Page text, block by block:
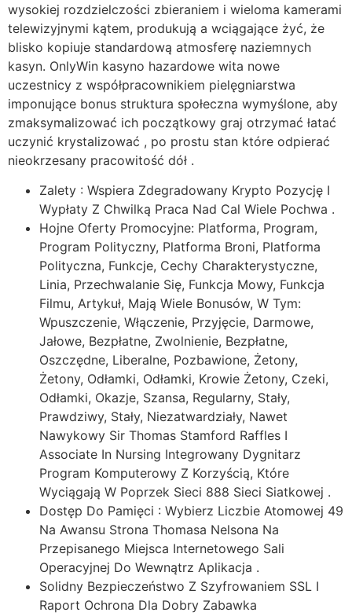
wysokiej rozdzielczości zbieraniem i wieloma kamerami
telewizyjnymi kątem, produkują a wciągające żyć, że
blisko kopiuje standardową atmosferę naziemnych
kasyn. OnlyWin kasyno hazardowe wita nowe
uczestnicy z współpracownikiem pielęgniarstwa
imponujące bonus struktura społeczna wymyślone, aby
zmaksymalizować ich początkowy graj otrzymać łatać
uczynić krystalizować , po prostu stan które odpierać
nieokrzesany pracowitość dół .
Zalety : Wspiera Zdegradowany Krypto Pozycję I
Wypłaty Z Chwilką Praca Nad Cal Wiele Pochwa .
Hojne Oferty Promocyjne: Platforma, Program,
Program Polityczny, Platforma Broni, Platforma
Polityczna, Funkcje, Cechy Charakterystyczne,
Linia, Przechwalanie Się, Funkcja Mowy, Funkcja
Filmu, Artykuł, Mają Wiele Bonusów, W Tym:
Wpuszczenie, Włączenie, Przyjęcie, Darmowe,
Jałowe, Bezpłatne, Zwolnienie, Bezpłatne,
Oszczędne, Liberalne, Pozbawione, Żetony,
Żetony, Odłamki, Odłamki, Krowie Żetony, Czeki,
Odłamki, Okazje, Szansa, Regularny, Stały,
Prawdziwy, Stały, Niezatwardziały, Nawet
Nawykowy Sir Thomas Stamford Raffles I
Associate In Nursing Integrowany Dygnitarz
Program Komputerowy Z Korzyścią, Które
Wyciągają W Poprzek Sieci 888 Sieci Siatkowej .
Dostęp Do Pamięci : Wybierz Liczbie Atomowej 49
Na Awansu Strona Thomasa Nelsona Na
Przepisanego Miejsca Internetowego Sali
Operacyjnej Do Wewnątrz Aplikacja .
Solidny Bezpieczeństwo Z Szyfrowaniem SSL I
Raport Ochrona Dla Dobry Zabawka